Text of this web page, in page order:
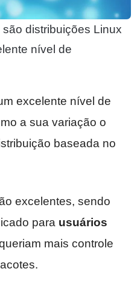
distribuições Linux
nível de
excelente nível de
a sua variação o
baseada no
excelentes, sendo
para usuários
mais controle